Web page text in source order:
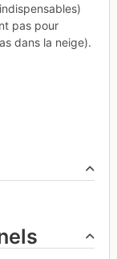
pas pour
dans la neige).